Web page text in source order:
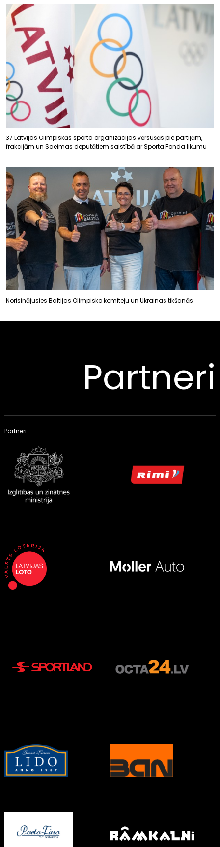
37 Latvijas Olimpiskās sporta organizācijas vērsušās pie partijām,
frakcijām un Saeimas deputātiem saistībā ar Sporta Fonda likumu
Norisinājusies Baltijas Olimpisko komiteju un Ukrainas tikšanās
Partneri
Partneri